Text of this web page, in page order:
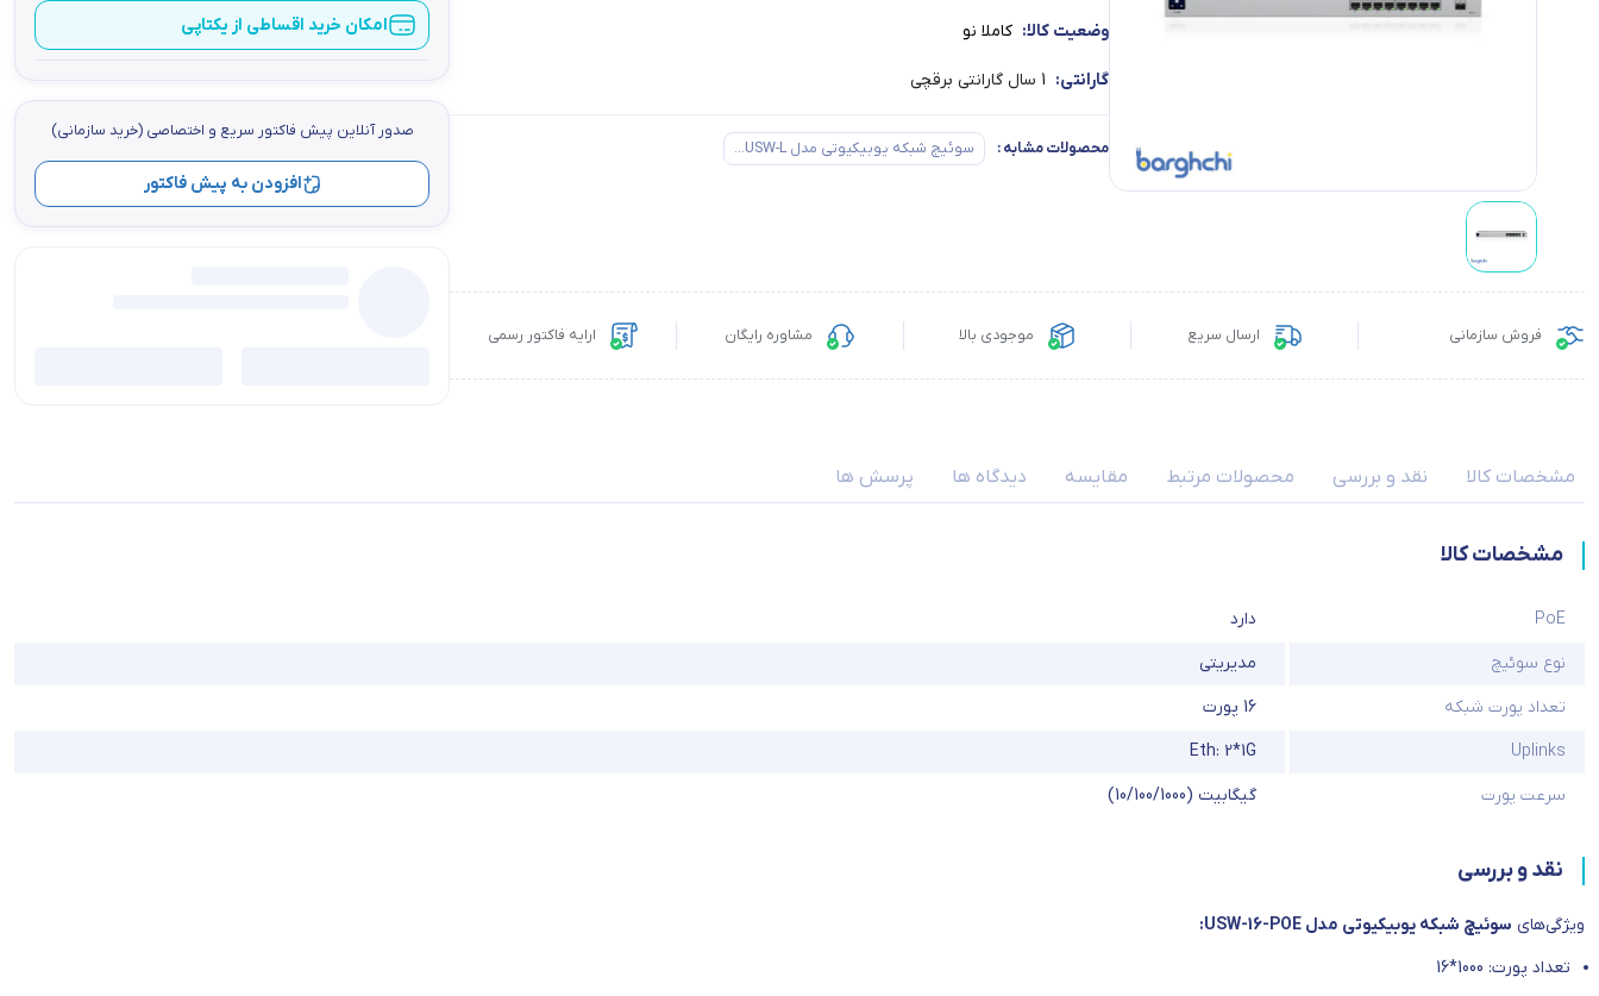
وضعیت کالا: کاملا نو
گارانتی: 1 سال گارانتی برقچی
محصولات مشابه: سوئیچ شبکه یوبیکیوتی مدل USW-L...
فروش سازمانی ارسال سریع موجودی بالا مشاوره رایگان ارایه فاکتور رسمی
امکان خرید اقساطی از یکتاپی
صدور آنلاین پيش فاكتور سریع و اختصاصي (خرید سازمانی)
افزودن به پیش فاکتور
مشخصات کالا نقد و بررسی محصولات مرتبط مقایسه دیدگاه ها پرسش ها
مشخصات کالا
PoE
دارد
نوع سوئیچ
مدیریتی
تعداد پورت شبکه
16 پورت
Uplinks
Eth: 2*1G
سرعت پورت
گیگابیت (10/100/1000)
نقد و بررسی
ویژگی‌های سوئیچ شبکه یوبیکیوتی مدل USW-16-POE:
تعداد پورت: 1000*16